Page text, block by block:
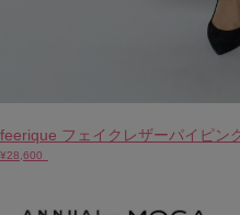
feerique フェイクレザーパイピン
¥28,600